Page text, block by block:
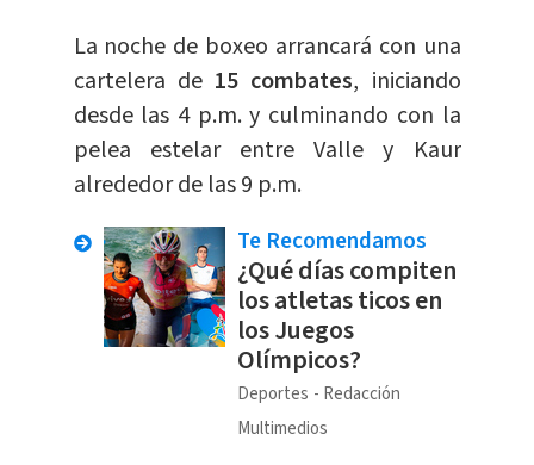
La noche de boxeo arrancará con una
cartelera de 15 combates, iniciando
desde las 4 p.m. y culminando con la
pelea estelar entre Valle y Kaur
alrededor de las 9 p.m.
Te Recomendamos
¿Qué días compiten
los atletas ticos en
los Juegos
Olímpicos?
Deportes
Redacción
Multimedios